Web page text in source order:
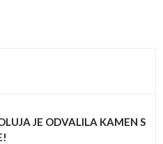
JE ODVALILA KAMEN S